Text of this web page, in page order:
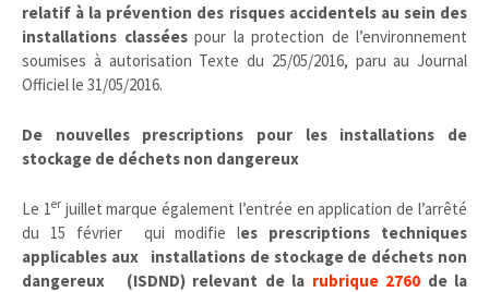
relatif à la prévention des risques accidentels au sein des
installations classéespour la protection de l’environnement
soumises à autorisation Texte du 25/05/2016, paru au Journal
Officiel le 31/05/2016.
De nouvelles prescriptions pour les installations de
stockage de déchets non dangereux
Le 1erjuillet marque également l’entrée en application de l’arrêté
du 15 février qui modifie les prescriptions techniques
applicables aux installations de stockage de déchets non
dangereux (ISDND) relevant de la rubrique 2760 de la